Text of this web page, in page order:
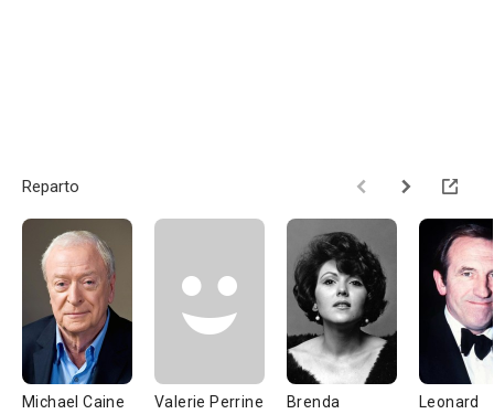
Reparto
Michael Caine Valerie Perrine
Brenda
Leonard